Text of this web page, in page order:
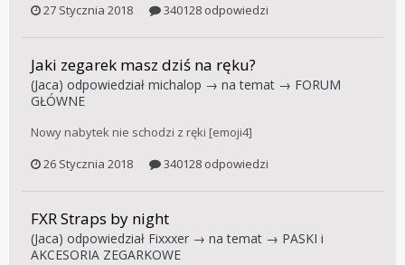
27 Stycznia 2018
340128 odpowiedzi
Jaki zegarek masz dziś na ręku?
(Jaca) odpowiedział michalop → na temat → FORUM
GŁÓWNE
Nowy nabytek nie schodzi z ręki [emoji4]
26 Stycznia 2018
340128 odpowiedzi
FXR Straps by night
(Jaca) odpowiedział Fixxxer → na temat → PASKI i
AKCESORIA ZEGARKOWE